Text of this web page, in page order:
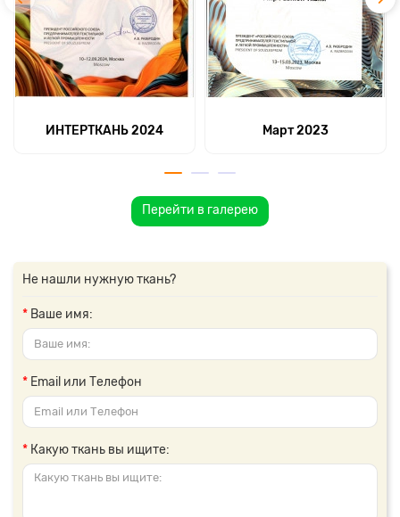
ИНТЕРТКАНЬ 2024 Март 2023
Перейти в галерею
Не нашли нужную ткань?
Ваше имя:
Email или Телефон
Какую ткань вы ищите: